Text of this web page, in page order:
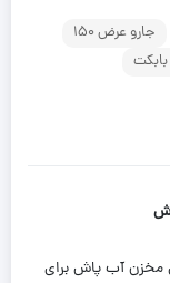
جارو عرض 150
دارای مخزن آب پاش برای